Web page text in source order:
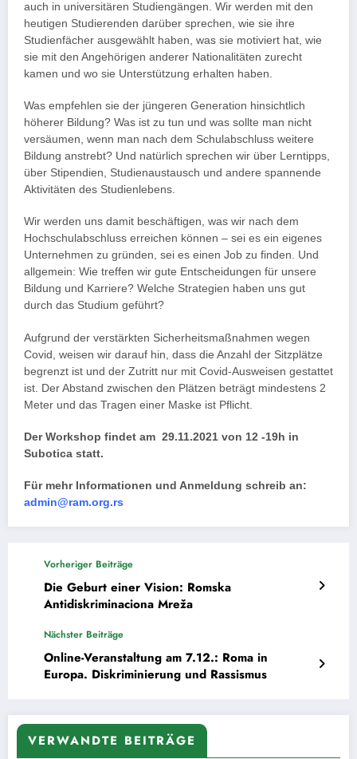
auch in universitären Studiengängen. Wir werden mit den
heutigen Studierenden darüber sprechen, wie sie ihre
Studienfächer ausgewählt haben, was sie motiviert hat, wie
sie mit den Angehörigen anderer Nationalitäten zurecht
kamen und wo sie Unterstützung erhalten haben.
Was empfehlen sie der jüngeren Generation hinsichtlich
höherer Bildung? Was ist zu tun und was sollte man nicht
versäumen, wenn man nach dem Schulabschluss weitere
Bildung anstrebt? Und natürlich sprechen wir über Lerntipps,
über Stipendien, Studienaustausch und andere spannende
Aktivitäten des Studienlebens.
Wir werden uns damit beschäftigen, was wir nach dem
Hochschulabschluss erreichen können – sei es ein eigenes
Unternehmen zu gründen, sei es einen Job zu finden. Und
allgemein: Wie treffen wir gute Entscheidungen für unsere
Bildung und Karriere? Welche Strategien haben uns gut
durch das Studium geführt?
Aufgrund der verstärkten Sicherheitsmaßnahmen wegen
Covid, weisen wir darauf hin, dass die Anzahl der Sitzplätze
begrenzt ist und der Zutritt nur mit Covid-Ausweisen gestattet
ist. Der Abstand zwischen den Plätzen beträgt mindestens 2
Meter und das Tragen einer Maske ist Pflicht.
Der Workshop findet am 29.11.2021 von 12 -19h in
Subotica statt.
Für mehr Informationen und Anmeldung schreib an:
admin@ram.org.rs
Vorheriger Beiträge
Die Geburt einer Vision: Romska
Antidiskriminaciona Mreža
Nächster Beiträge
Online-Veranstaltung am 7.12.: Roma in
Europa. Diskriminierung und Rassismus
VERWANDTE BEITRÄGE